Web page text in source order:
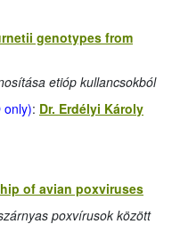
genotypes from
etióp kullancsokból
only): Dr. Erdélyi Károly
of avian poxviruses
poxvírusok között